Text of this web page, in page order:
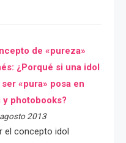
de «pureza»
¿Porqué si una idol
«pura» posa en
y photobooks?
2013
el concepto idol